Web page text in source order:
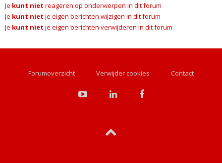
Je kunt niet reageren op onderwerpen in dit forum
Je kunt niet je eigen berichten wijzigen in dit forum
Je kunt niet je eigen berichten verwijderen in dit forum
Forumoverzicht Verwijder cookies Contact